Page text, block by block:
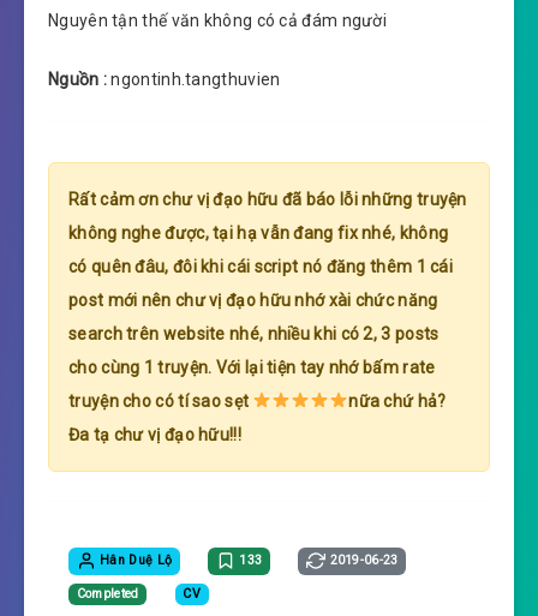
Nguyên tận thế văn không có cả đám người
Nguồn :ngontinh.tangthuvien
Rất cảm ơn chư vị đạo hữu đã báo lỗi những truyện
không nghe được, tại hạ vẫn đang fix nhé, không
có quên đâu, đôi khi cái script nó đăng thêm 1 cái
post mới nên chư vị đạo hữu nhớ xài chức năng
search trên website nhé, nhiều khi có 2, 3 posts
cho cùng 1 truyện. Với lại tiện tay nhớ bấm rate
truyện cho có tí sao sẹt
nữa chứ hả?
Đa tạ chư vị đạo hữu!!!
Hân Duệ Lộ 133 2019-06-23
Completed CV